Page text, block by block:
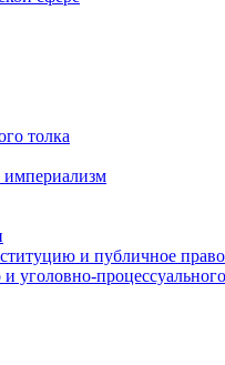
толка
империализм
и публичное право
процессуального